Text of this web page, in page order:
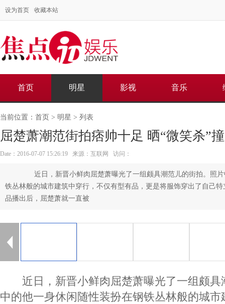
设为首页 收藏本站
首页 明星 影视 音乐
当前位置： 首页 > 明星 > 列表
屈楚萧潮范街拍痞帅十足 晒“微笑杀”
Date：2016-07-07 15:26:19 来源：互联网 访问：
近日，新晋小鲜肉屈楚萧曝光了一组颇具潮范儿的街拍。照片
铁丛林般的城市建筑中穿行，不仅有型有品，更是将服饰穿出了自己
品播出后，屈楚萧就一直被
近日，新晋小鲜肉屈楚萧曝光了一组颇具
中的他一身休闲随性装扮在钢铁丛林般的城